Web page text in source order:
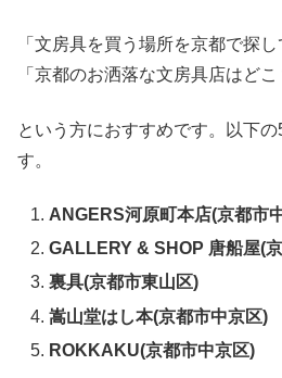
「文房具を買う場所を京都で探し
「京都のお洒落な文房具店はどこ
という方におすすめです。以下
す。
ANGERS河原町本店(京都市
GALLERY & SHOP 唐船屋(
裏具(京都市東山 区)
嵩山堂はし本(京都市中京区)
ROKKAKU(京都市中京区)